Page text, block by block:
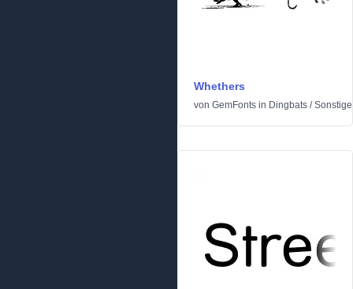
Whethers
von GemFonts in Dingbats /Sonstige